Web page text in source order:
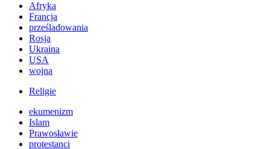
Afryka
Francja
prześladowania
Rosja
Ukraina
USA
wojna
Religie
ekumenizm
Islam
Prawosławie
protestanci